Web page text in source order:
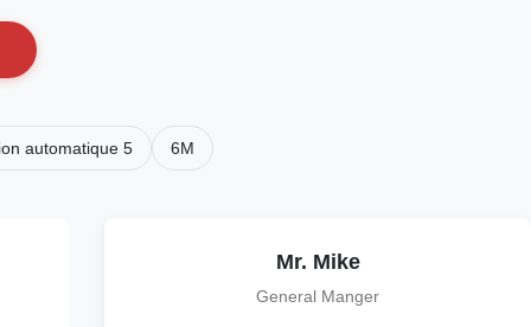
automatique 5 6M
Mr. Mike
General Manger